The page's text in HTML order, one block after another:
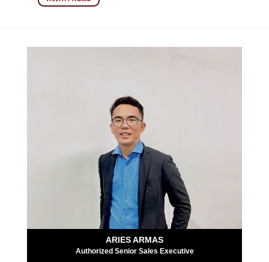
ARIES ARMAS
Authorized Senior Sales Executive